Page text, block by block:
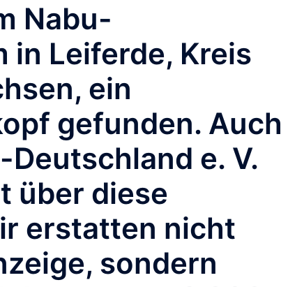
Nabu-
Leiferde, Kreis
ein
gefunden. Auch
e. V.
über diese
erstatten nicht
sondern